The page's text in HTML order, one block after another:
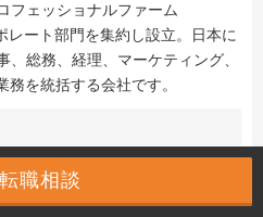
フェッショナルファーム
レート部門を集約し設立。日本に
総務、経理、マーケティング、
を統括する会社です。
職相談